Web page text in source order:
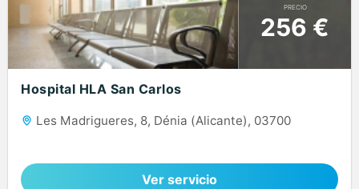
PRECIO
256 €
Hospital HLA San Carlos
Les Madrigueres, 8, Dénia (Alicante), 03700
Ver servicio